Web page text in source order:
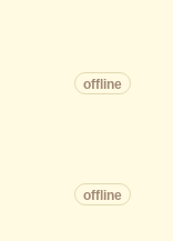
offline
offline